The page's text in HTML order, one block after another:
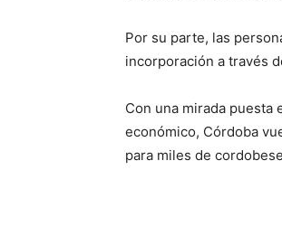
Por su parte, las
incorporación a través
Con una mirada
económico, Córdoba
para miles de